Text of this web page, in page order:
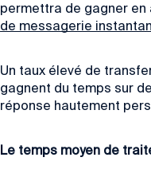
permettra de gagner en
de messagerie
Un taux élevé de
gagnent du temps sur
réponse hautement
Le temps moyen de